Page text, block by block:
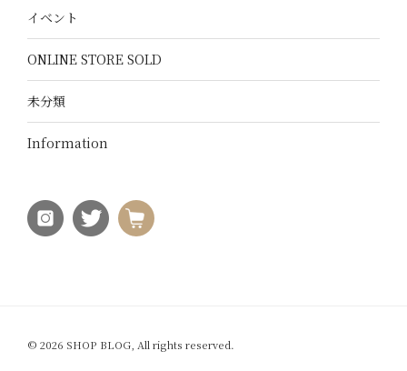
イベント
ONLINE STORE SOLD
未分類
Information
© 2026 SHOP BLOG, All rights reserved.